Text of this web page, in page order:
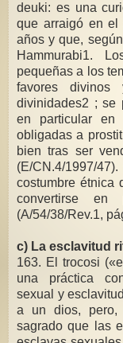
deuki: es una
que arraigó en
años y que,
Hammurabi1.
pequeñas a los
favores
divinidades2 ; se
en particular
obligadas a
bien tras ser
(E/CN.4/1997/
costumbre étnica
convertirse en
(A/54/38/Rev.1,
c) La esclavitud
163. El trocosi
una práctica
sexual y
a un dios,
sagrado que las